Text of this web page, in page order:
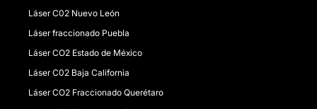
Láser C02 Nuevo León
Láser fraccionado Puebla
Láser CO2 Estado de México
Láser C02 Baja California
Láser CO2 Fraccionado Querétaro